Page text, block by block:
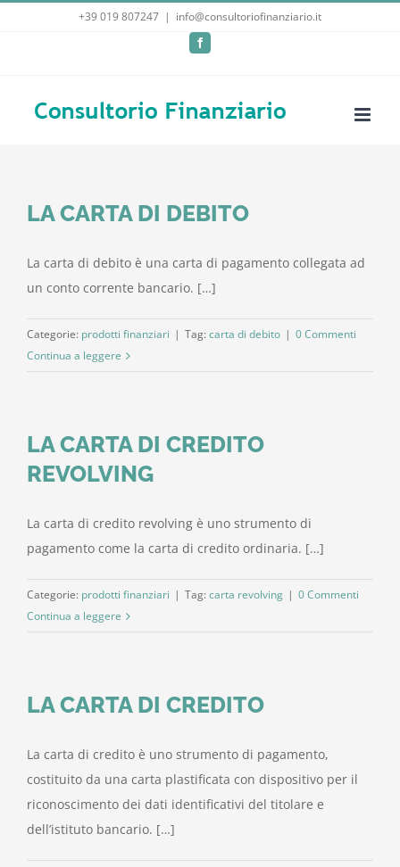
+39 019 807247 | info@consultoriofinanziario.it
Facebook
LA CARTA DI DEBITO
La carta di debito è una carta di pagamento collegata ad
un conto corrente bancario. […]
Categorie: prodotti finanziari | Tag: carta di debito | 0 Commenti
Continua a leggere
LA CARTA DI CREDITO
REVOLVING
La carta di credito revolving è uno strumento di
pagamento come la carta di credito ordinaria. […]
Categorie: prodotti finanziari | Tag: carta revolving | 0 Commenti
Continua a leggere
LA CARTA DI CREDITO
La carta di credito è uno strumento di pagamento,
costituito da una carta plastificata con dispositivo per il
riconoscimento dei dati identificativi del titolare e
dell’istituto bancario. […]